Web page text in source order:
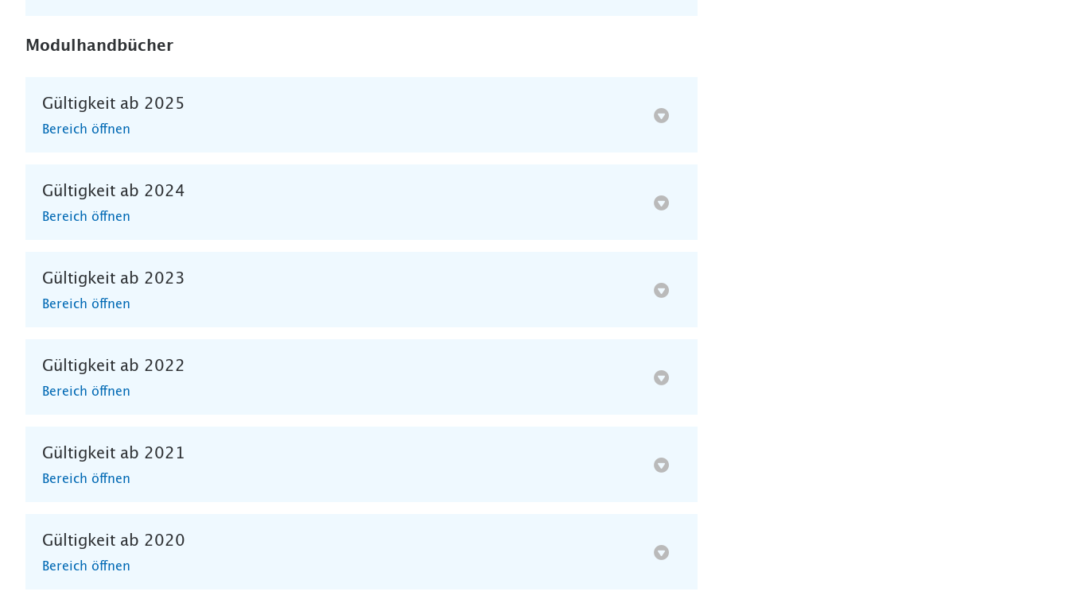
Modulhandbücher
Gültigkeit ab 2025
Bereich öffnen
Gültigkeit ab 2024
Bereich öffnen
Gültigkeit ab 2023
Bereich öffnen
Gültigkeit ab 2022
Bereich öffnen
Gültigkeit ab 2021
Bereich öffnen
Gültigkeit ab 2020
Bereich öffnen